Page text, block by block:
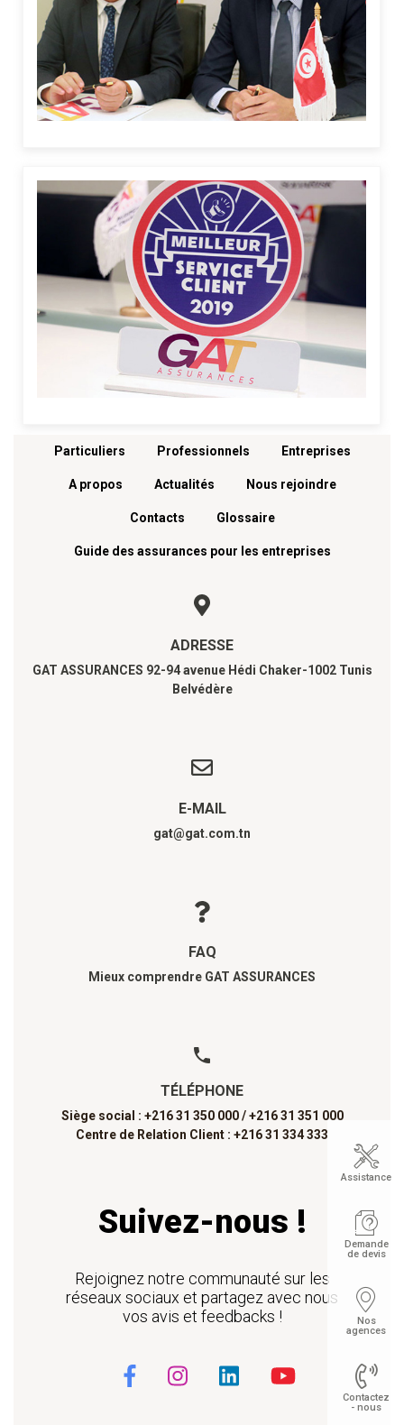
Menu footer
Particuliers Professionnels Entreprises
A propos Actualités Nous rejoindre
Contacts Glossaire
Guide des assurances pour les entreprises
ADRESSE
GAT ASSURANCES 92-94 avenue Hédi Chaker-1002 Tunis
Belvédère
E-MAIL
gat@gat.com.tn
FAQ
Mieux comprendre GAT ASSURANCES
TÉLÉPHONE
Siège social : +216 31 350 000 / +216 31 351 000
Centre de Relation Client : +216 31 334 333
Suivez-nous !
Rejoignez notre communauté sur les
réseaux sociaux et partagez avec nous
vos avis et feedbacks !
Assistance
Demande
de devis
Nos
agences
Contactez
- nous